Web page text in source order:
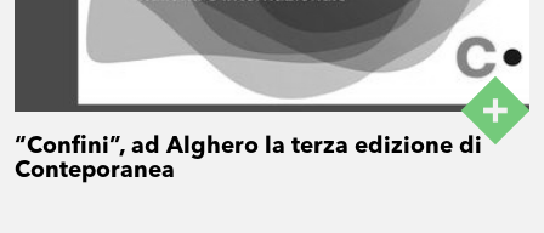
“Confini”, ad Alghero la terza edizione di
Conteporanea